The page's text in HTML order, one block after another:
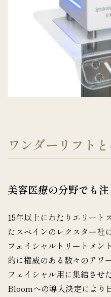
ワンダーリフトと
美容医療の分野でも
15年以上にわたりエリート
たスペインのレクスター社
フェイシャルトリートメン
的に権威のある数々のアワ
フェイシャル用に集結させ
Bloomへの導入決定により